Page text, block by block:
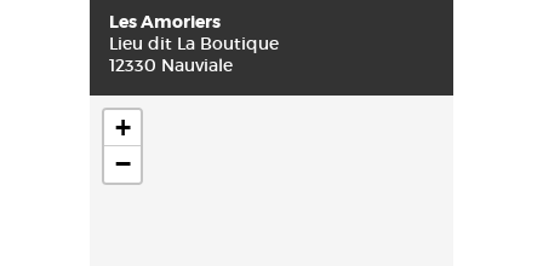
Les Amoriers
Lieu dit La Boutique
12330 Nauviale
+
−